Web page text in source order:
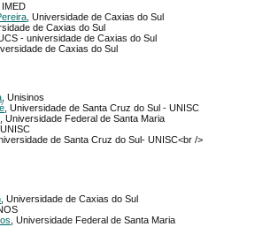
, IMED
, Universidade de Caxias do Sul
de Caxias do Sul
UCS - universidade de Caxias do Sul
de Caxias do Sul
, Unisinos
, Universidade de Santa Cruz do Sul - UNISC
, Universidade Federal de Santa Maria
, UNISC
de Santa Cruz do Sul- UNISC<br />
, Universidade de Caxias do Sul
, Universidade Federal de Santa Maria